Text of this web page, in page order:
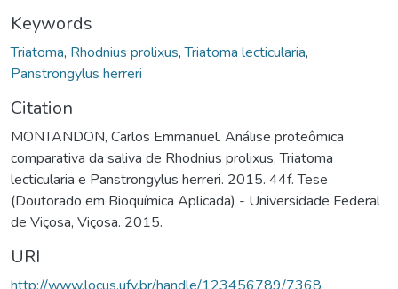
Keywords
Triatoma, Rhodnius prolixus,Triatoma lecticularia,
Panstrongylus herreri
Citation
MONTANDON, Carlos Emmanuel. Análise proteômica
comparativa da saliva de Rhodnius prolixus, Triatoma
lecticularia e Panstrongylus herreri. 2015. 44f. Tese
(Doutorado em Bioquímica Aplicada) - Universidade Federal
de Viçosa, Viçosa. 2015.
URI